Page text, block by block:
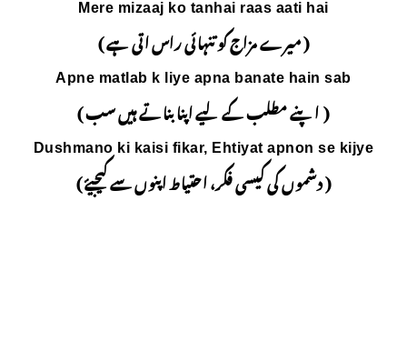
Mere mizaaj ko
راس اتی ہے )
Apne matlab k liye
بناتے ہیں سب )
Dushmano ki kaisi
اپنوں سے کیجیۓ )